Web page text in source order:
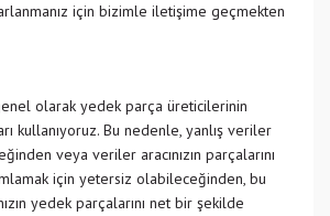
için bizimle iletişime geçmekten
olarak yedek parça üreticilerinin
kullanıyoruz. Bu nedenle, yanlış veriler
veya veriler aracınızın parçalarını
için yetersiz olabileceğinden, bu
yedek parçalarını net bir şekilde